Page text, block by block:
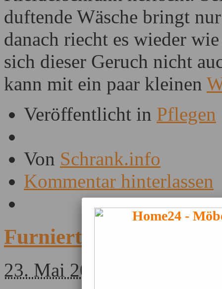
duftende Wäsche bringt
danach riecht es wieder
sich dieser Geruch nicht
kann mit ein paar kleinen
Veröffentlicht in Pflegen
Von Schrank.info
Kommentar hinterlassen
Furnierten Schrank
23. Mai 2011